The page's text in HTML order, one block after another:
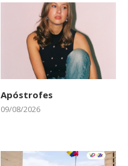
Apóstrofes
09/08/2026